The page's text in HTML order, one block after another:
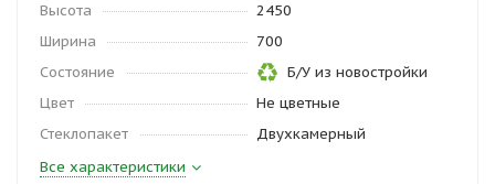
Высота
2450
Ширина
700
Состояние
Б/У из новостройки
Цвет
Не цветные
Стеклопакет
Двухкамерный
Все характеристики